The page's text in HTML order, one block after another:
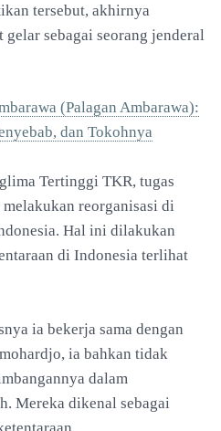
tersebut, akhirnya
gelar sebagai seorang jenderal
(Palagan Ambarawa):
dan Tokohnya
Tertinggi TKR, tugas
reorganisasi di
Hal ini dilakukan
di Indonesia terlihat
ia bekerja sama dengan
ia bahkan tidak
dalam
Mereka dikenal sebagai